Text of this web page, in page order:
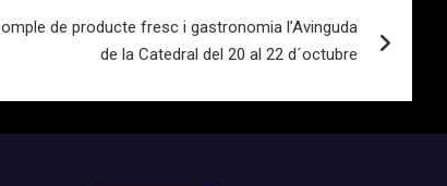
de producte fresc i gastronomia l’Avinguda
de la Catedral del 20 al 22 d´octubre